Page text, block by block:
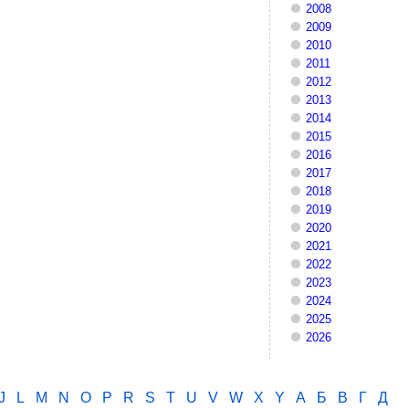
2008
2009
2010
2011
2012
2013
2014
2015
2016
2017
2018
2019
2020
2021
2022
2023
2024
2025
2026
L M N O P R S T U V W X Y А Б В Г
Д